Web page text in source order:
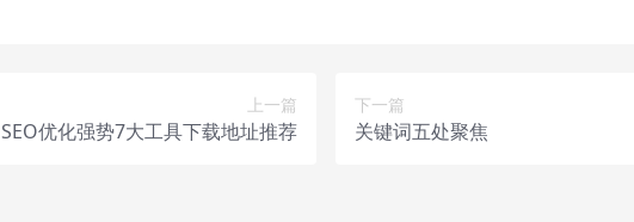
上一篇
SEO优化强势7大工具下载地址推荐
下一篇
关键词五处聚焦